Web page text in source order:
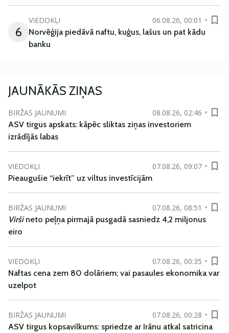
6
VIEDOKĻI
06.08.26, 00:01
Norvēģija piedāvā naftu, kuģus, lašus un pat kādu
banku
JAUNĀKĀS ZIŅAS
BIRŽAS JAUNUMI
08.08.26, 02:46
ASV tirgus apskats: kāpēc sliktas ziņas investoriem
izrādījās labas
VIEDOKĻI
07.08.26, 09:07
Pieaugušie “iekrīt” uz viltus investīcijām
BIRŽAS JAUNUMI
07.08.26, 08:51
Viršineto peļņa pirmajā pusgadā sasniedz 4,2 miljonus
eiro
VIEDOKĻI
07.08.26, 00:35
Naftas cena zem 80 dolāriem; vai pasaules ekonomika var
uzelpot
BIRŽAS JAUNUMI
07.08.26, 00:28
ASV tirgus kopsavilkums: spriedze ar Irānu atkal satricina